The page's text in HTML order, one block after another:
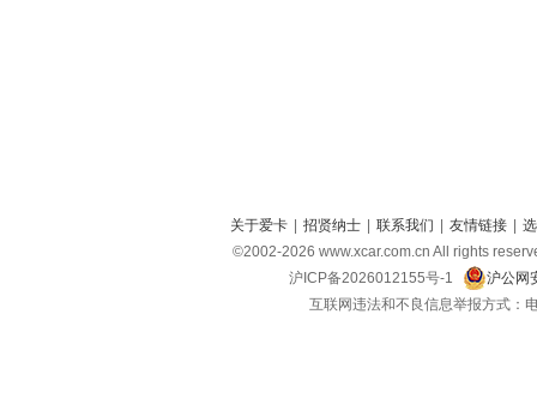
关于爱卡 招贤纳士 联系我们 友情链接
©2002-2026 www.xcar.com.cn All rights
沪ICP备2026012155号-1
沪公网
互联网违法和不良信息举报方式：